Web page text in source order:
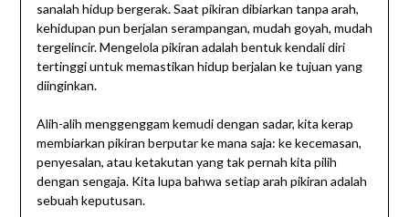
sanalah hidup bergerak. Saat pikiran dibiarkan tanpa arah,
kehidupan pun berjalan serampangan, mudah goyah, mudah
tergelincir. Mengelola pikiran adalah bentuk kendali diri
tertinggi untuk memastikan hidup berjalan ke tujuan yang
diinginkan.
Alih-alih menggenggam kemudi dengan sadar, kita kerap
membiarkan pikiran berputar ke mana saja: ke kecemasan,
penyesalan, atau ketakutan yang tak pernah kita pilih
dengan sengaja. Kita lupa bahwa setiap arah pikiran adalah
sebuah keputusan.